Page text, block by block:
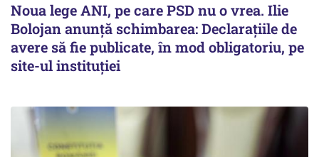
Noua lege ANI, pe care PSD nu o vrea. Ilie
Bolojan anunță schimbarea: Declarațiile de
avere să fie publicate, în mod obligatoriu, pe
site-ul instituției